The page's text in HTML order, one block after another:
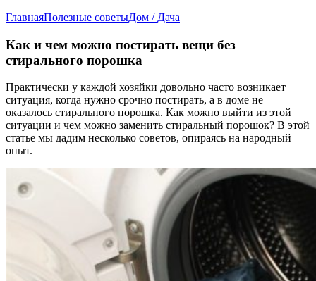
ГлавнаяПолезные советыДом / Дача
Как и чем можно постирать вещи без
стирального порошка
Практически у каждой хозяйки довольно часто возникает
ситуация, когда нужно срочно постирать, а в доме не
оказалось стирального порошка. Как можно выйти из этой
ситуации и чем можно заменить стиральный порошок? В этой
статье мы дадим несколько советов, опираясь на народный
опыт.